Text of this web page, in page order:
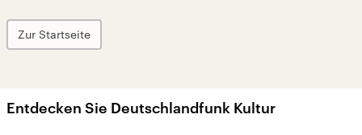
Zur Startseite
Entdecken Sie Deutschlandfunk Kultur